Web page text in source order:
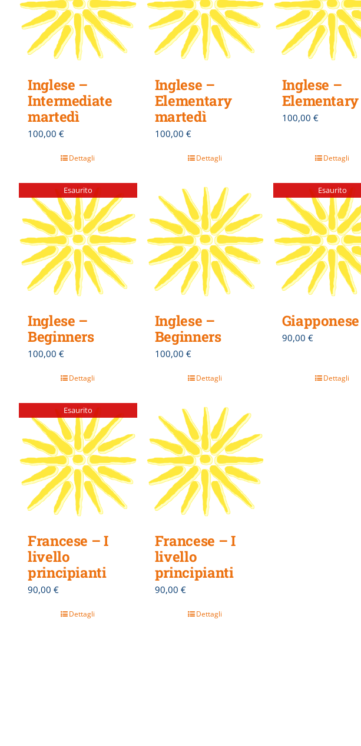
Inglese –
Intermediate
martedì
100,00 €
Dettagli
Inglese –
Elementary
martedì
100,00 €
Dettagli
Inglese –
Elementary
100,00 €
Dettagli
Esaurito
Inglese –
Beginners
100,00 €
Dettagli
Inglese –
Beginners
100,00 €
Dettagli
Esaurito
Giapponese
90,00 €
Dettagli
Esaurito
Francese – I
livello
principianti
90,00 €
Dettagli
Francese – I
livello
principianti
90,00 €
Dettagli